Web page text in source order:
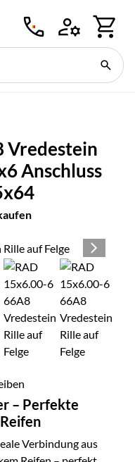
Vredestein
Anschluss
– Perfekte
Verbindung aus